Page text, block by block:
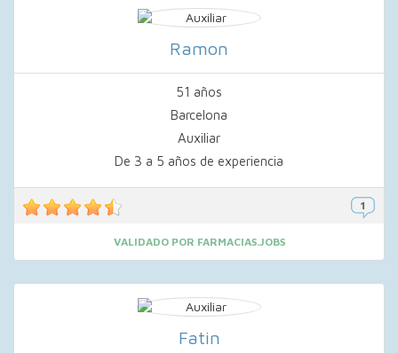
Ramon
51 años
Barcelona
Auxiliar
De 3 a 5 años de experiencia
VALIDADO POR FARMACIAS.JOBS
Fatin